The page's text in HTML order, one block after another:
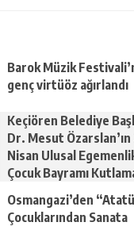
Barok Müzik
genç virtüöz ağırlandı
Keçiören Belediye
Dr. Mesut Özarslan’ın
Nisan Ulusal
Çocuk Bayramı
Osmangazi’den
Çocuklarından Sanata